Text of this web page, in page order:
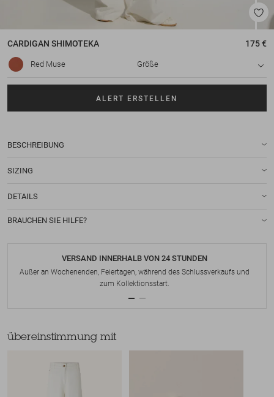
CARDIGAN SHIMOTEKA 175 €
Red Muse Größe
ALERT ERSTELLEN
BESCHREIBUNG
SIZING
DETAILS
BRAUCHEN SIE HILFE?
VERSAND INNERHALB VON 24 STUNDEN
Außer an Wochenenden, Feiertagen, während des Schlussverkaufs und
zum Kollektionsstart.
übereinstimmung mit